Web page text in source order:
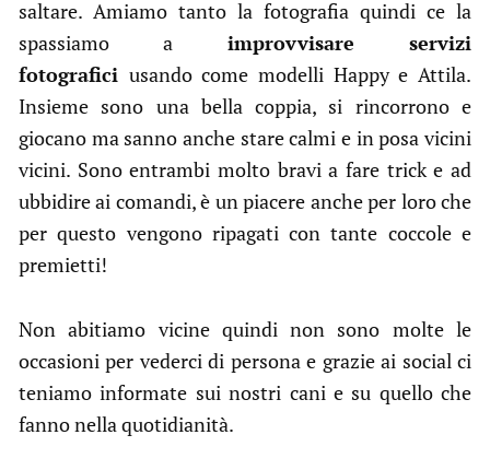
saltare. Amiamo tanto la fotografia quindi ce la
spassiamo a improvvisare servizi
fotografici usando come modelli Happy e Attila.
Insieme sono una bella coppia, si rincorrono e
giocano ma sanno anche stare calmi e in posa vicini
vicini. Sono entrambi molto bravi a fare trick e ad
ubbidire ai comandi, è un piacere anche per loro che
per questo vengono ripagati con tante coccole e
premietti!
Non abitiamo vicine quindi non sono molte le
occasioni per vederci di persona e grazie ai social ci
teniamo informate sui nostri cani e su quello che
fanno nella quotidianità.